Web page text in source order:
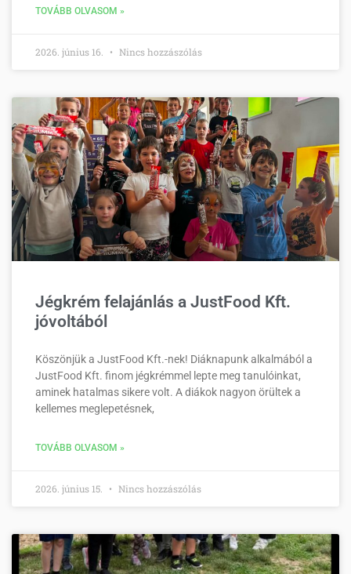
TOVÁBB OLVASOM »
2026. június 16. Nincs hozzászólás
Jégkrém felajánlás a JustFood Kft.
jóvoltából
Köszönjük a JustFood Kft.-nek! Diáknapunk alkalmából a
JustFood Kft. finom jégkrémmel lepte meg tanulóinkat,
aminek hatalmas sikere volt. A diákok nagyon örültek a
kellemes meglepetésnek,
TOVÁBB OLVASOM »
2026. június 15. Nincs hozzászólás